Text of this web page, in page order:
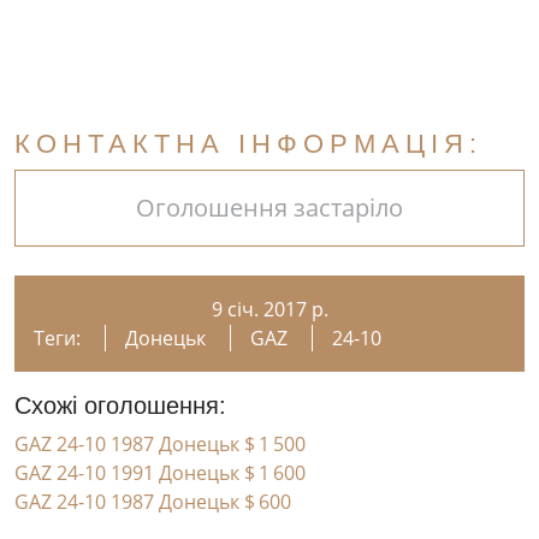
КОНТАКТНА ІНФОРМАЦІЯ:
Оголошення застаріло
9 січ. 2017 р.
Теги:
Донецьк GAZ 24-10
Схожі оголошення:
GAZ 24-10 1987 Донецьк $ 1 500
GAZ 24-10 1991 Донецьк $ 1 600
GAZ 24-10 1987 Донецьк $ 600